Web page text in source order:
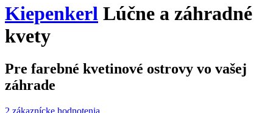
Kiepenkerl Lúčne a záhradné
kvety
Pre farebné kvetinové ostrovy vo vašej
záhrade
2 zákaznícke hodnotenia